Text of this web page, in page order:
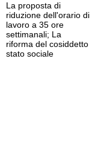
La proposta di
riduzione dell'orario di
lavoro a 35 ore
settimanali; La
riforma del cosiddetto
stato sociale